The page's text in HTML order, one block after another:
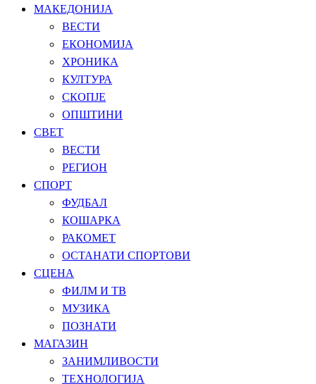
МАКЕДОНИЈА
ВЕСТИ
ЕКОНОМИЈА
ХРОНИКА
КУЛТУРА
СКОПЈЕ
ОПШТИНИ
СВЕТ
ВЕСТИ
РЕГИОН
СПОРТ
ФУДБАЛ
КОШАРКА
РАКОМЕТ
ОСТАНАТИ СПОРТОВИ
СЦЕНА
ФИЛМ И ТВ
МУЗИКА
ПОЗНАТИ
МАГАЗИН
ЗАНИМЛИВОСТИ
ТЕХНОЛОГИЈА